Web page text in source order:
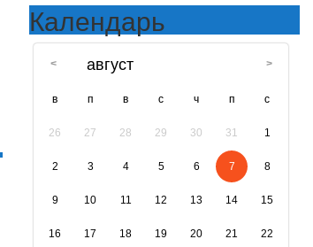
Календарь
август
в п в с ч п с
26 27 28 29 30 31 1
2 3 4 5 6 7 8
9 10 11 12 13 14 15
16 17 18 19 20 21 22